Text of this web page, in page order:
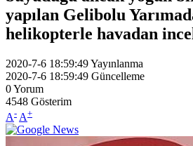
yapılan Gelibolu
helikopterle havadan
2020-7-6 18:59:49Yayınlanma
2020-7-6 18:59:49 Güncelleme
0Yorum
4548 Gösterim
A- A+